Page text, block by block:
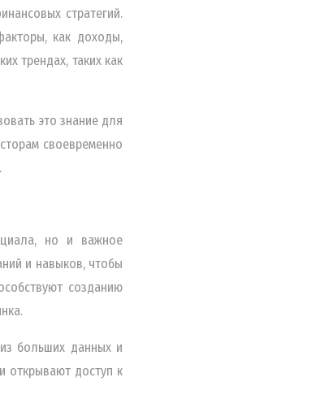
стратегий.
как доходы,
трендах, таких как
это знание для
своевременно
но и важное
и навыков, чтобы
созданию
больших данных и
открывают доступ к